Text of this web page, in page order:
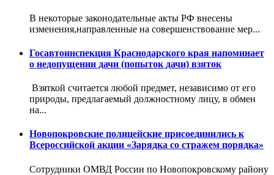
В некоторые законодательные акты РФ внесены
изменения,направленные на совершенствование мер...
Госавтоинспекция Краснодарского края напоминает
о недопущении дачи (попыток дачи) взяток
Взяткой считается любой предмет, независимо от его
природы, предлагаемый должностному лицу, в обмен
на...
Новопокровские полицейские присоединились к
Всероссийской акции «Зарядка со стражем порядка»
Сотрудники ОМВД России по Новопокровскому району